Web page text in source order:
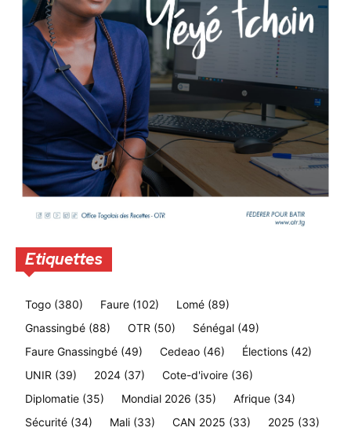
Etiquettes
Togo (380) Faure (102) Lomé (89)
Gnassingbé (88) OTR (50) Sénégal (49)
Faure Gnassingbé (49) Cedeao (46) Élections (42)
UNIR (39) 2024 (37) Cote-d'ivoire (36)
Diplomatie (35) Mondial 2026 (35) Afrique (34)
Sécurité (34) Mali (33) CAN 2025 (33) 2025 (33)